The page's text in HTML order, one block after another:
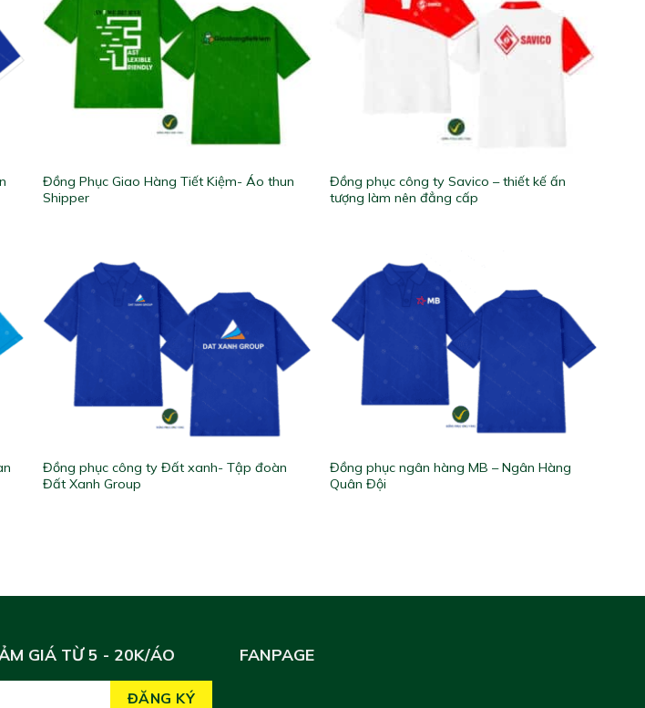
Đồng Phục Giao Hàng Tiết Kiệm- Áo thun
Shipper
Đồng phục công ty Savico – thiết kế ấn
tượng làm nên đẳng cấp
Đồng phục công ty Đất xanh- Tập đoàn
Đất Xanh Group
Đồng phục ngân hàng MB – Ngân Hàng
Quân Đội
GIÁ TỪ 5 - 20K/ÁO FANPAGE